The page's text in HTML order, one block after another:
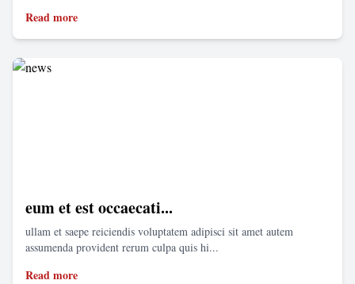
Read more
eum et est occaecati...
ullam et saepe reiciendis voluptatem adipisci sit amet autem
assumenda provident rerum culpa quis hi...
Read more